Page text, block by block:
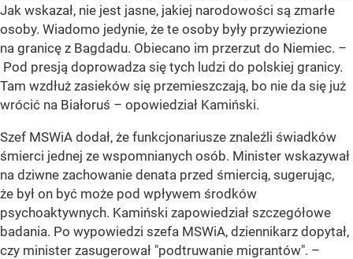
Jak wskazał, nie jest jasne, jakiej narodowości są zmarłe
osoby. Wiadomo jedynie, że te osoby były przywiezione
na granicę z Bagdadu. Obiecano im przerzut do Niemiec. –
Pod presją doprowadza się tych ludzi do polskiej granicy.
Tam wzdłuż zasieków się przemieszczają, bo nie da się już
wrócić na Białoruś – opowiedział Kamiński.
Szef MSWiA dodał, że funkcjonariusze znaleźli świadków
śmierci jednej ze wspomnianych osób. Minister wskazywał
na dziwne zachowanie denata przed śmiercią, sugerując,
że był on być może pod wpływem środków
psychoaktywnych. Kamiński zapowiedział szczegółowe
badania. Po wypowiedzi szefa MSWiA, dziennikarz dopytał,
czy minister zasugerował "podtruwanie migrantów". –